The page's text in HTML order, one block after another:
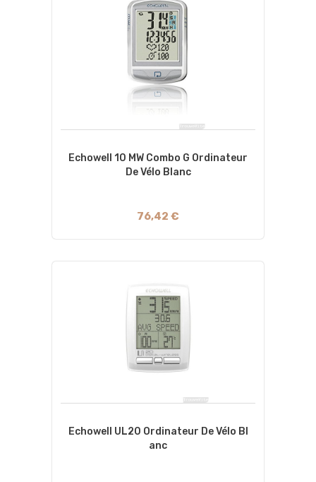
Echowell 10 MW Combo G Ordinateur
De Vélo Blanc
76,42 €
Echowell UL20 Ordinateur De Vélo Bl
Anc